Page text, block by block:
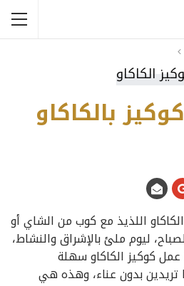
بالكاكاو
اللذيذ مع كوب من الشاي أو
ليوم ملئ بالإشراق والنشاط،
كوكيز الكاكاو سهلة
بدون عناء، وهذه هي